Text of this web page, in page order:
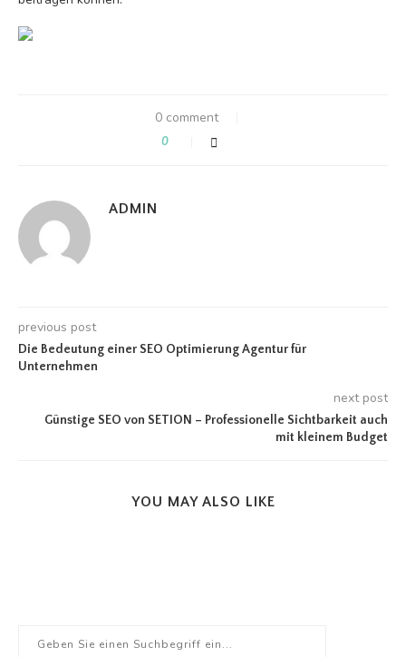
0 comment
0
ADMIN
previous post
Die Bedeutung einer SEO Optimierung Agentur für
Unternehmen
next post
Günstige SEO von SETION – Professionelle Sichtbarkeit auch
mit kleinem Budget
YOU MAY ALSO LIKE